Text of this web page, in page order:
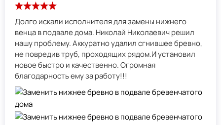
Долго искали исполнителя для замены нижнего
венца в подвале дома. Николай Николаевич решил
нашу проблему. Аккуратно удалил сгнившее бревно,
не повредив труб, проходящих рядом.И установил
новое быстро и качественно. Огромная
благодарность ему за работу!!!